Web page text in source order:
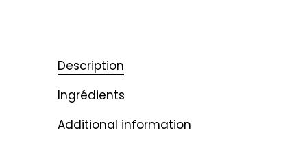
Description
Ingrédients
Additional information